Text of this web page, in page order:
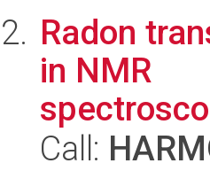
Radon
in NMR
Call: